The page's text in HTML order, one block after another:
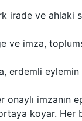
irade ve ahlaki
ve imza,
erdemli
onaylı imzanın
koyar. Her